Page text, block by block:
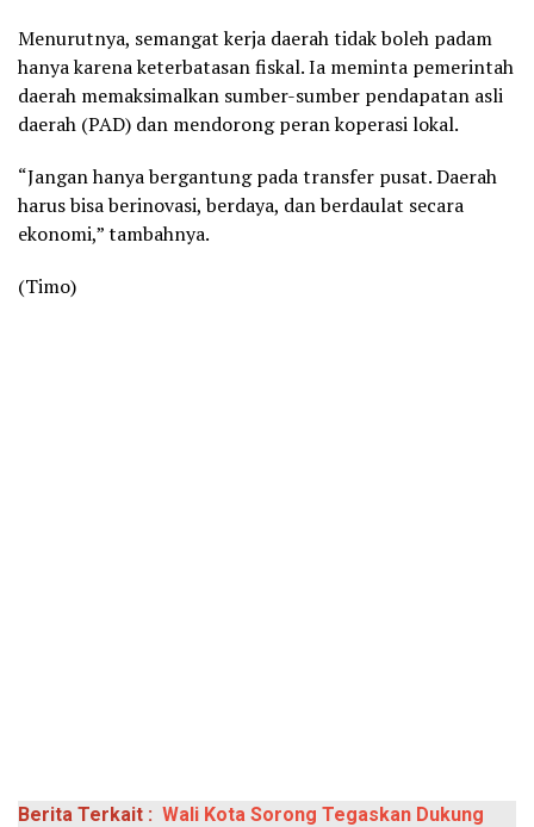
Menurutnya, semangat kerja daerah tidak boleh padam
hanya karena keterbatasan fiskal. Ia meminta pemerintah
daerah memaksimalkan sumber-sumber pendapatan asli
daerah (PAD) dan mendorong peran koperasi lokal.
“Jangan hanya bergantung pada transfer pusat. Daerah
harus bisa berinovasi, berdaya, dan berdaulat secara
ekonomi,” tambahnya.
(Timo)
Berita Terkait : Wali Kota Sorong Tegaskan Dukung